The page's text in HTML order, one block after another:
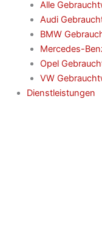
Alle
Audi
BMW
Mercedes-
Opel
VW
Dienstleistungen